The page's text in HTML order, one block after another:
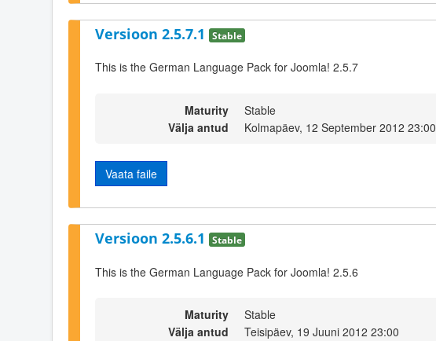
Versioon 2.5.7.1 Stable
This is the German Language Pack for Joomla! 2.5.7
Maturity
Stable
Välja antud
Kolmapäev, 12 September 2012 23:00
Vaata faile
Versioon 2.5.6.1 Stable
This is the German Language Pack for Joomla! 2.5.6
Maturity
Stable
Välja antud
Teisipäev, 19 Juuni 2012 23:00